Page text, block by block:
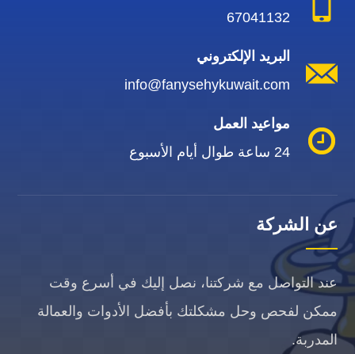
67041132
البريد الإلكتروني
info@fanysehykuwait.com
مواعيد العمل
24 ساعة طوال أيام الأسبوع
عن الشركة
عند التواصل مع شركتنا، نصل إليك في أسرع وقت
ممكن لفحص وحل مشكلتك بأفضل الأدوات والعمالة
المدربة.